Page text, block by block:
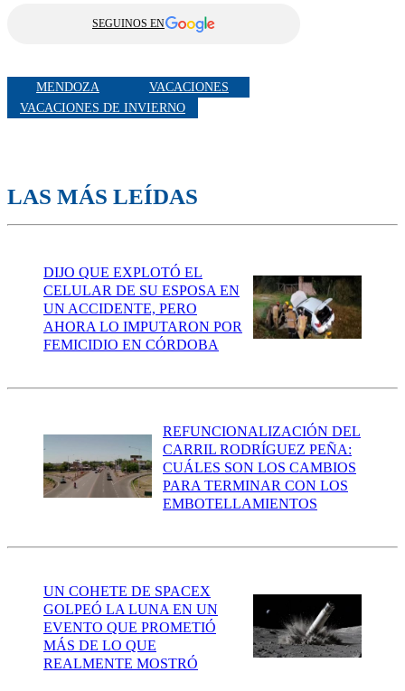
SEGUINOS EN
MENDOZA
VACACIONES
VACACIONES DE INVIERNO
LAS MÁS LEÍDAS
DIJO QUE EXPLOTÓ EL
CELULAR DE SU ESPOSA EN
UN ACCIDENTE, PERO
AHORA LO IMPUTARON POR
FEMICIDIO EN CÓRDOBA
REFUNCIONALIZACIÓN DEL
CARRIL RODRÍGUEZ PEÑA:
CUÁLES SON LOS CAMBIOS
PARA TERMINAR CON LOS
EMBOTELLAMIENTOS
UN COHETE DE SPACEX
GOLPEÓ LA LUNA EN UN
EVENTO QUE PROMETIÓ
MÁS DE LO QUE
REALMENTE MOSTRÓ